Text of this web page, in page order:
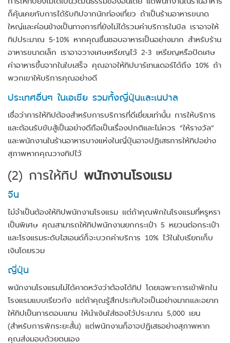
ก็คุ้นเคยกับการได้รับทิปจากนักท่องเที่ยว ถ้าเป็นร้านอาหารขนาด
ใหญ่และค่อนข้างเป็นทางการที่ยังไม่ได้รวมค่าบริการในบิล เราอาจให้
ทิปประมาณ 5-10% หากคุณชื่นชอบอาหารเป็นอย่างมาก สำหรับร้าน
อาหารขนาดเล็ก เราอาจวางเศษเหรียญไว้ 2-3 เหรียญหรือปัดเศษ
ค่าอาหารขึ้นจากในใบเสร็จ คุณอาจให้ทิปบาร์เทนเดอร์ได้ถึง 10% ถ้า
พวกเขาให้บริการคุณอย่างดี
ประเทศอื่นๆ ในเอเชีย รวมทั้งญี่ปุ่นและเนปาล
เชื่อว่าการให้ทิปต้องสำหรับการบริการที่ดีเยี่ยมเท่านั้น การให้บริการ
และต้อนรับขับสู้เป็นอย่างดีถือเป็นเรื่องปกติและไม่ควร “ให้รางวัล”
และพนักงานในร้านอาหารบางแห่งในญี่ปุ่นอาจปฏิเสธการให้ทิปอย่าง
สุภาพหากคุณวางทิปไว้
(2) การให้ทิป พนักงานโรงแรม
จีน
ไม่จำเป็นต้องให้ทิปพนักงานโรงแรม แต่ถ้าคุณพักในโรงแรมที่หรูหรา
เป็นพิเศษ คุณสามารถให้ทิปพนักงานยกกระเป๋า 5 หยวนต่อกระเป๋า
และโรงแรมระดับไฮเอนด์ก็จะบวกค่าบริการ 10% ไว้ในใบเรียกเก็บ
เงินโดยรวม
ญี่ปุ่น
พนักงานโรงแรมไม่ได้คาดหวังว่าต้องได้ทิป โดยเฉพาะการเข้าพักใน
โรงแรมแบบเรียวกัง แต่ถ้าคุณรู้สึกประทับใจเป็นอย่างมากและอยาก
ให้ทิปเป็นการตอบแทน ให้นำเงินใส่ซองไว้ประมาณ 5,000 เยน
(สำหรับการพักระยะสั้น) แต่พนักงานก็อาจปฏิเสธอย่างสุภาพหาก
คุณส่งมอบด้วยตนเอง